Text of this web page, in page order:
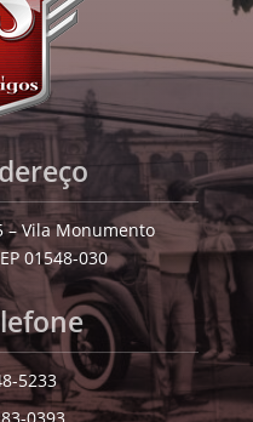
– Vila Monumento
01548-030
5233